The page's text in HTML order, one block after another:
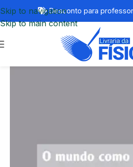
Skip to navigation
Skip to main content
Desconto para